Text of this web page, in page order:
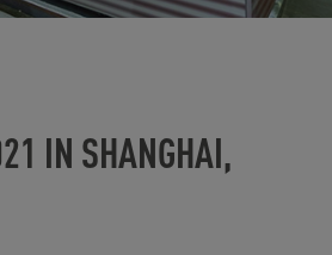
IN SHANGHAI,